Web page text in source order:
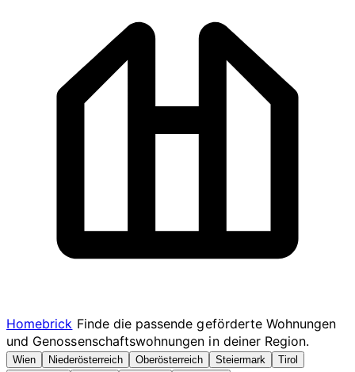
Homebrick Finde die passende geförderte Wohnungen
und Genossenschaftswohnungen in deiner Region.
Wien Niederösterreich Oberösterreich Steiermark
Tirol